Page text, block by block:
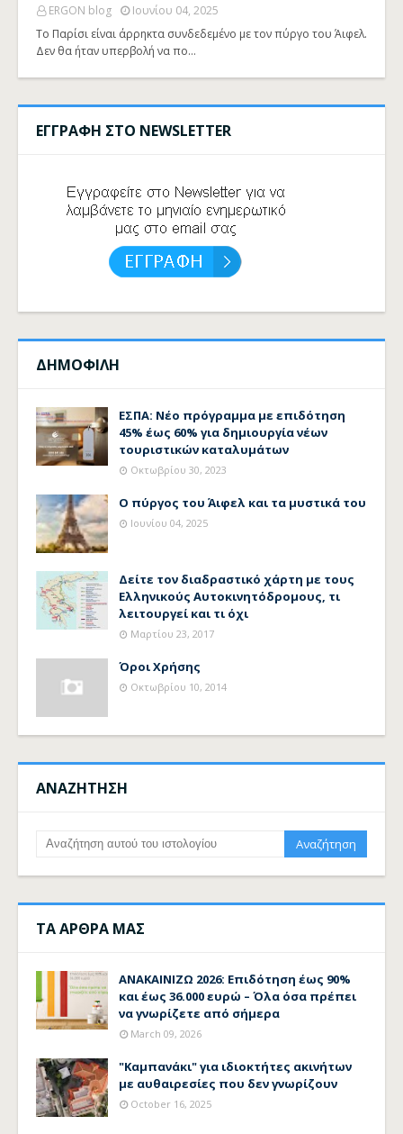
ERGON blog
Ιουνίου 04, 2025
Το Παρίσι είναι άρρηκτα συνδεδεμένο με τον πύργο του Άιφελ.
Δεν θα ήταν υπερβολή να πο…
ΕΓΓΡΑΦΗ ΣΤΟ NEWSLETTER
ΔΗΜΟΦΙΛΗ
ΕΣΠΑ: Νέο πρόγραμμα με επιδότηση
45% έως 60% για δημιουργία νέων
τουριστικών καταλυμάτων
Οκτωβρίου 30, 2023
Ο πύργος του Άιφελ και τα μυστικά του
Ιουνίου 04, 2025
Δείτε τον διαδραστικό χάρτη με τους
Ελληνικούς Αυτοκινητόδρομους, τι
λειτουργεί και τι όχι
Μαρτίου 23, 2017
Όροι Χρήσης
Οκτωβρίου 10, 2014
ΑΝΑΖΗΤΗΣΗ
ΤΑ ΑΡΘΡΑ ΜΑΣ
ΑΝΑΚΑΙΝΙΖΩ 2026: Επιδότηση έως 90%
και έως 36.000 ευρώ – Όλα όσα πρέπει
να γνωρίζετε από σήμερα
March 09, 2026
"Καμπανάκι" για ιδιοκτήτες ακινήτων
με αυθαιρεσίες που δεν γνωρίζουν
October 16, 2025